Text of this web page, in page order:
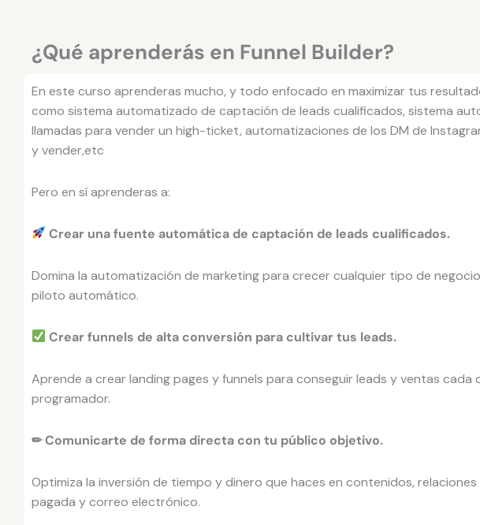
¿Qué aprenderás en Funnel Builder?
En este curso aprenderas mucho, y todo enfocado en maximizar tus
como sistema automatizado de captación de leads cualificados, sistema
llamadas para vender un high-ticket, automatizaciones de los DM de
y vender,etc
Pero en sí aprenderas a:
Crear una fuente automática de captación de leads cualificados.
Domina la automatización de marketing para crecer cualquier tipo de
piloto automático.
Crear funnels de alta conversión para cultivar tus leads.
Aprende a crear landing pages y funnels para conseguir leads y ventas cada
programador.
✏ Comunicarte de forma directa con tu público objetivo.
Optimiza la inversión de tiempo y dinero que haces en contenidos,
pagada y correo electrónico.